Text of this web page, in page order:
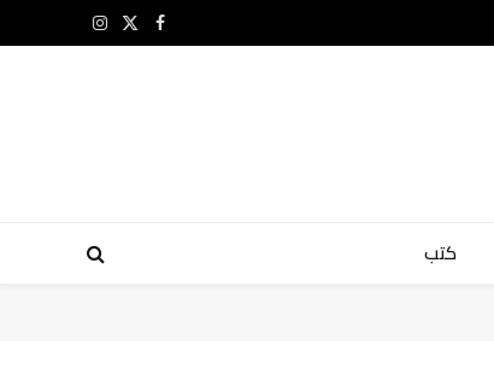
فيسبوك
X
الانستغرام
كتب